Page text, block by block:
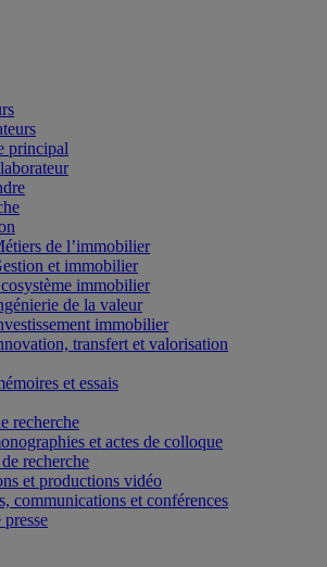
principal
de l’immobilier
et immobilier
immobilier
de la valeur
immobilier
transfert et valorisation
et essais
recherche
et actes de colloque
recherche
et productions vidéo
communications et conférences